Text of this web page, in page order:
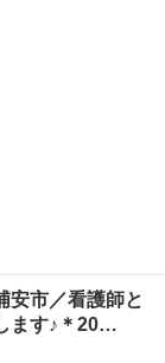
安市／看護師と
ます♪＊20…